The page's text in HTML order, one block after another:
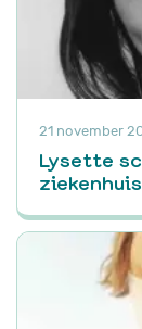
21 november
Lysette
ziekenhuis